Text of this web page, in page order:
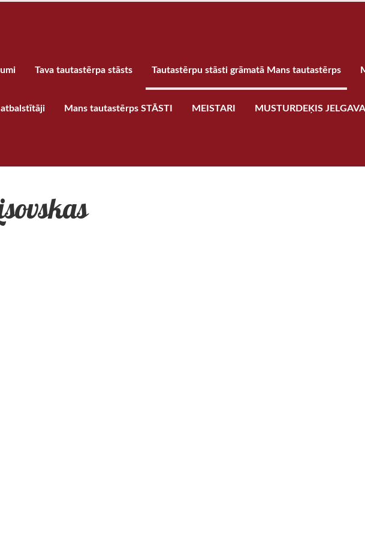
Tava tautastērpa stāsts Tautastērpu stāsti grāmatā Mans tautastērps
Mans tautastērps STĀSTI MEISTARI MUSTURDEĶIS